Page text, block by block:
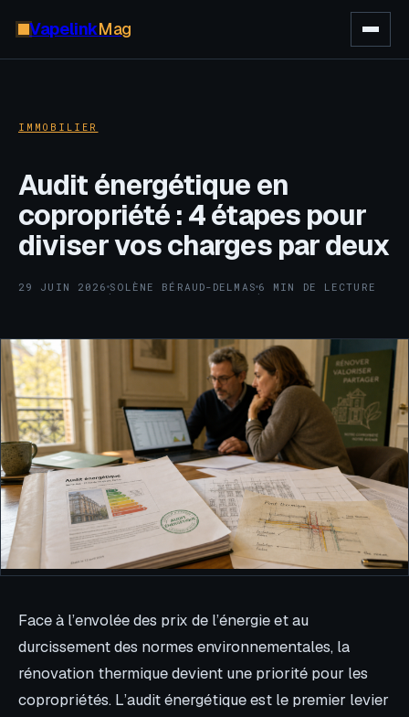
VapelinkMag
IMMOBILIER
Audit énergétique en
copropriété : 4 étapes pour
diviser vos charges par deux
29 JUIN 2026·SOLÈNE BÉRAUD-DELMAS ·
6 MIN DE LECTURE
Face à l’envolée des prix de l’énergie et au
durcissement des normes environnementales, la
rénovation thermique devient une priorité pour les
copropriétés. L’audit énergétique est le premier levier